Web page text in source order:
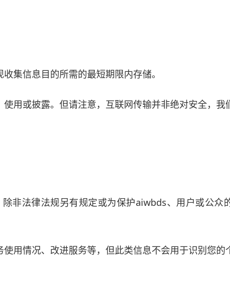
集信息目的所需的最短期限内存储。
用或披露。但请注意，互联网传输并非绝对安全，我
非法律法规另有规定或为保护aiwbds、用户或公众
用情况、改进服务等，但此类信息不会用于识别您的